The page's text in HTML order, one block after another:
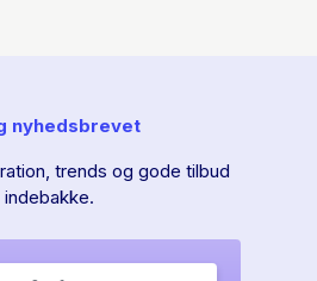
nyhedsbrevet
trends og gode tilbud